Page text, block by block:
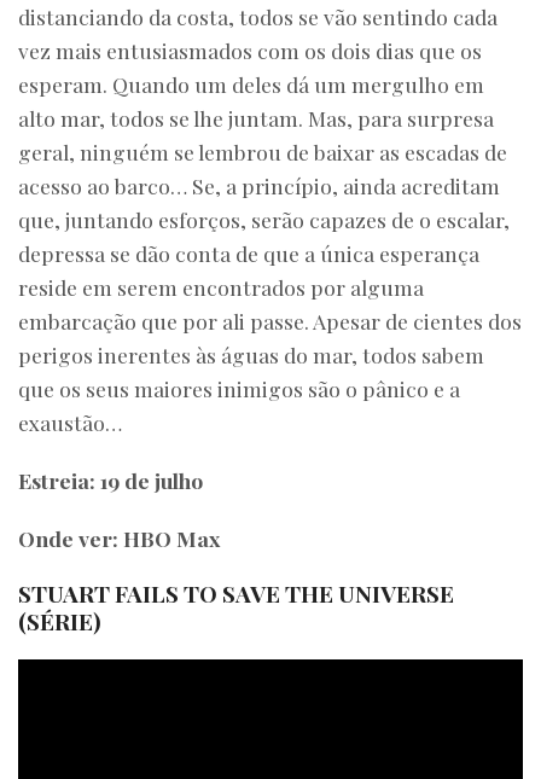
distanciando da costa, todos se vão sentindo cada
vez mais entusiasmados com os dois dias que os
esperam. Quando um deles dá um mergulho em
alto mar, todos se lhe juntam. Mas, para surpresa
geral, ninguém se lembrou de baixar as escadas de
acesso ao barco… Se, a princípio, ainda acreditam
que, juntando esforços, serão capazes de o escalar,
depressa se dão conta de que a única esperança
reside em serem encontrados por alguma
embarcação que por ali passe. Apesar de cientes dos
perigos inerentes às águas do mar, todos sabem
que os seus maiores inimigos são o pânico e a
exaustão…
Estreia: 19 de julho
Onde ver: HBO Max
STUART FAILS TO SAVE THE UNIVERSE
(SÉRIE)